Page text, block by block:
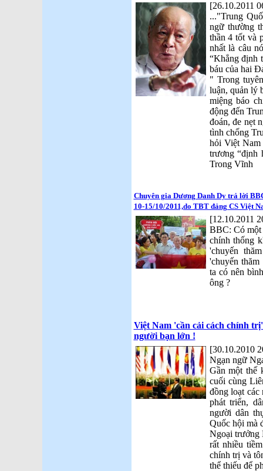
[26.10.2011
..."Trung
ngữ thường
thần 4 tốt và
nhất là câu
“Khẳng định
báu của hai
" Trong
luận, quản lý
miệng báo
động đến
đoán, đe nẹt
tình chống
hỏi Việt Nam
trương “định
Trong Vĩnh
Chuyên gia Dương Danh Dy trả lời
10-15/10/2011,do TBT đảng CS Việt
[12.10.2011
BBC: Có một
chính thống
'chuyến
'chuyến
ta có nên
ông ?
Việt Nam 'cần cải cách chính
người bạn lớn !
[30.10.2010
Ngạn ngữ
Gần một thế
cuối cùng
đồng loạt
phát triển,
người dân
Quốc hội mà
Ngoại
rất nhiều
chính trị và
thể thiếu để